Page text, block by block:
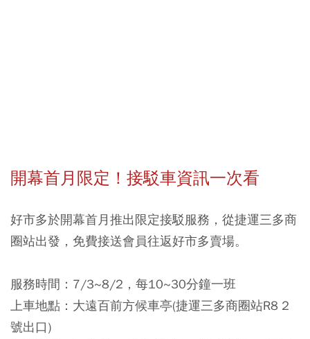
開幕首月限定！接駁車資訊一次看
好市多於開幕首月推出限定接駁服務，從捷運三多商
圈站出發，免費接送會員往返好市多賣場。
服務時間：7/3~8/2，每10~30分鐘一班
上車地點：大遠百前方候車亭(捷運三多商圈站R8 2
號出口)